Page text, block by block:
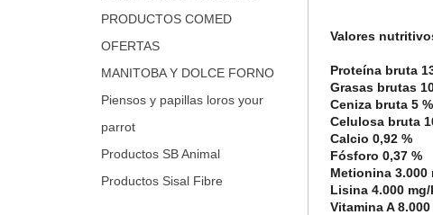
PRODUCTOS COMED
OFERTAS
MANITOBA Y DOLCE FORNO
Piensos y papillas loros your
parrot
Productos SB Animal
Productos Sisal Fibre
Valores
Proteína bruta
Grasas brutas
Ceniza bruta 5 %
Celulosa bruta
Calcio 0,92 %
Fósforo 0,37 %
Metionina 3.000
Lisina 4.000 mg/
Vitamina A